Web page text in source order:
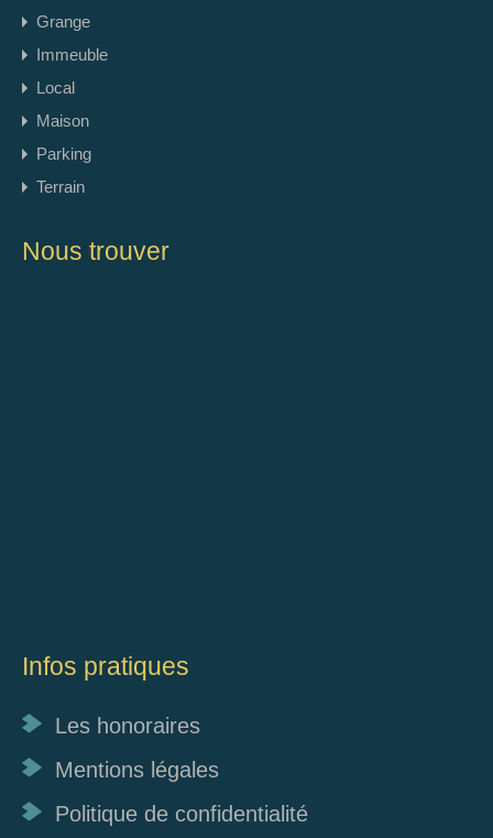
Grange
Immeuble
Local
Maison
Parking
Terrain
Nous trouver
Infos pratiques
Les honoraires
Mentions légales
Politique de confidentialité